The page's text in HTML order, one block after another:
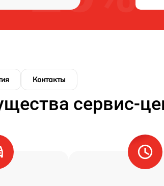
Контакты
сервис-